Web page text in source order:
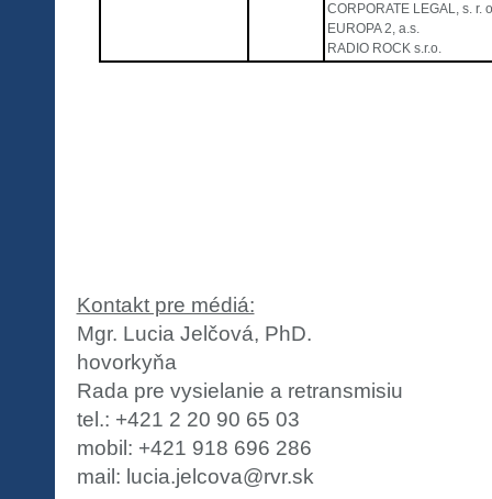
CORPORATE LEGAL, s. r.
EUROPA 2, a.s.
RADIO ROCK s.r.o.
Kontakt pre médiá:
Mgr. Lucia Jelčová, PhD.
hovorkyňa
Rada pre vysielanie a retransmisiu
tel.: +421 2 20 90 65 03
mobil: +421 918 696 286
mail: lucia.jelcova@rvr.sk